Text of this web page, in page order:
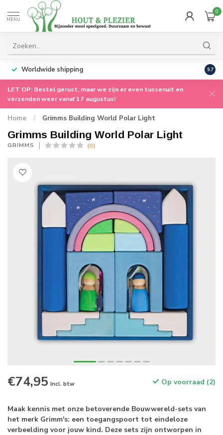
MENU
0
Worldwide shipping 9.7
LET OP: Bestel gerust, maar we zijn er even tussenuit en
verzenden weer vanaf 17 augustus!
Home / Grimms Building World Polar Light
Grimms Building World Polar Light
GRIMMS (0)
€74,95 Incl. btw Op voorraad (2)
Maak kennis met onze betoverende Bouwwereld-sets van
het merk Grimm's: een toegangspoort tot eindeloze
verbeelding voor jouw kind. Deze sets zijn ontworpen in